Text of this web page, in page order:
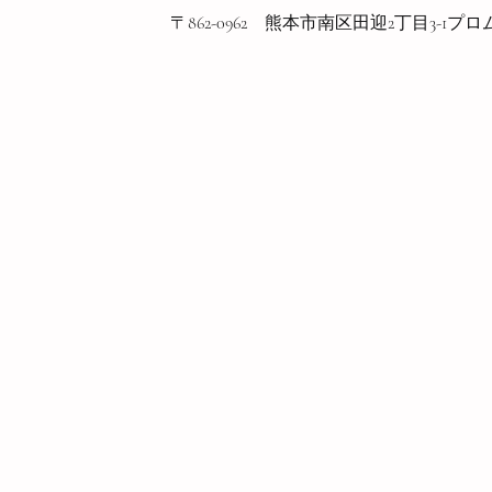
〒862-0962 熊本市南区田迎2丁目3-1プ